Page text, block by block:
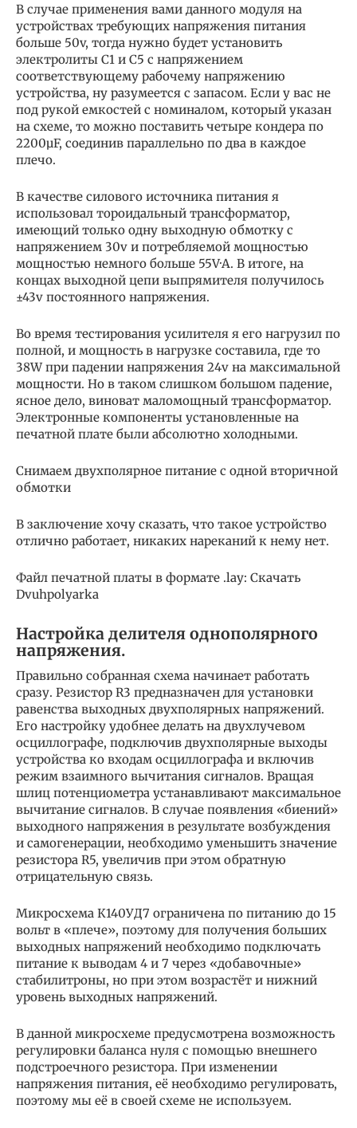
В случае применения вами данного модуля на
устройствах требующих напряжения питания
больше 50v, тогда нужно будет установить
электролиты C1 и C5 с напряжением
соответствующему рабочему напряжению
устройства, ну разумеется с запасом. Если у вас не
под рукой емкостей с номиналом, который указан
на схеме, то можно поставить четыре кондера по
2200µF, соединив параллельно по два в каждое
плечо.
В качестве силового источника питания я
использовал тороидальный трансформатор,
имеющий только одну выходную обмотку с
напряжением 30v и потребляемой мощностью
мощностью немного больше 55V·A. В итоге, на
концах выходной цепи выпрямителя получилось
±43v постоянного напряжения.
Во время тестирования усилителя я его нагрузил по
полной, и мощность в нагрузке составила, где то
38W при падении напряжения 24v на максимальной
мощности. Но в таком слишком большом падение,
ясное дело, виноват маломощный трансформатор.
Электронные компоненты установленные на
печатной плате были абсолютно холодными.
Снимаем двухполярное питание с одной вторичной
обмотки
В заключение хочу сказать, что такое устройство
отлично работает, никаких нареканий к нему нет.
Файл печатной платы в формате .lay: Скачать
Dvuhpolyarka
Настройка делителя однополярного
напряжения.
Правильно собранная схема начинает работать
сразу. Резистор R3 предназначен для установки
равенства выходных двухполярных напряжений.
Его настройку удобнее делать на двухлучевом
осциллографе, подключив двухполярные выходы
устройства ко входам осциллографа и включив
режим взаимного вычитания сигналов. Вращая
шлиц потенциометра устанавливают максимальное
вычитание сигналов. В случае появления «биений»
выходного напряжения в результате возбуждения
и самогенерации, необходимо уменьшить значение
резистора R5, увеличив при этом обратную
отрицательную связь.
Микросхема К140УД7 ограничена по питанию до 15
вольт в «плече», поэтому для получения больших
выходных напряжений необходимо подключать
питание к выводам 4 и 7 через «добавочные»
стабилитроны, но при этом возрастёт и нижний
уровень выходных напряжений.
В данной микросхеме предусмотрена возможность
регулировки баланса нуля с помощью внешнего
подстроечного резистора. При изменении
напряжения питания, её необходимо регулировать,
поэтому мы её в своей схеме не используем.